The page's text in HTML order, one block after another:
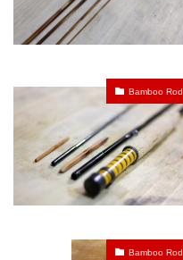
Bamboo Rod
Bamboo Rod